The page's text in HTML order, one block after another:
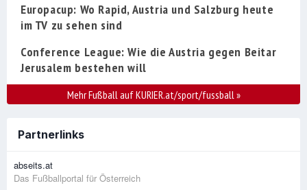
Europacup: Wo Rapid, Austria und Salzburg heute
im TV zu sehen sind
Conference League: Wie die Austria gegen Beitar
Jerusalem bestehen will
Mehr Fußball auf KURIER.at/sport/fussball »
Partnerlinks
abseits.at
Das Fußballportal für Österreich